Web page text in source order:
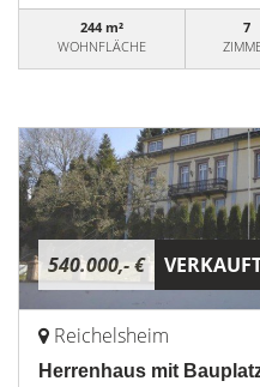
244 m²
WOHNFLÄCHE
7
540.000,- €
Reichelsheim
Herrenhaus mit